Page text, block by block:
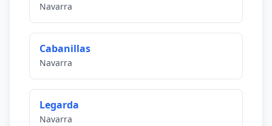
Navarra
Cabanillas
Navarra
Legarda
Navarra